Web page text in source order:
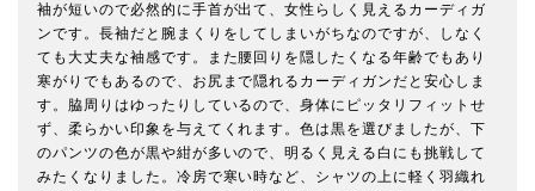
袖が短いので必然的に手首が出て、女性らしく見えるカーディガ
ンです。長袖だと腕まくりをしてしまいがちなのですが、しなく
ても大丈夫な袖感です。また腰回りを隠したくなる年齢でもあり
寒がりでもあるので、お尻まで隠れるカーディガンだと安心しま
す。脇周りはゆったりしているので、身体にピッタリフィットせ
ず、柔らかい印象を与えてくれます。色は黒を選びましたが、下
のパンツの色が黒や紺が多いので、明るく見える白にも挑戦して
みたくなりました。冷房で寒い時など、シャツの上に軽く羽織れ